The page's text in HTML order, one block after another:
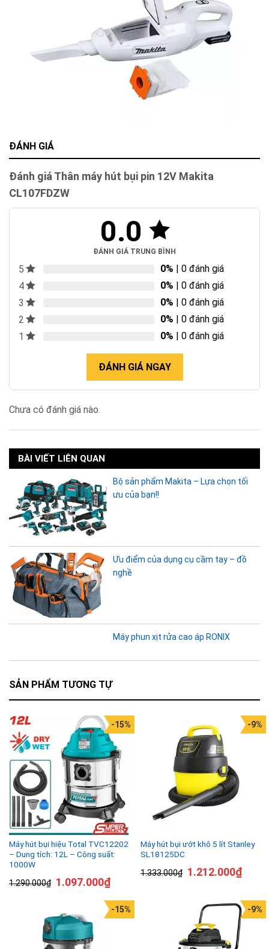
ĐÁNH GIÁ
Đánh giá Thân máy hút bụi pin 12V Makita
CL107FDZW
0.0
ĐÁNH GIÁ TRUNG BÌNH
5 0% | 0 đánh giá
4
0% | 0 đánh giá
3
0% | 0 đánh giá
2
0% | 0 đánh giá
1
0% | 0 đánh giá
ĐÁNH GIÁ NGAY
Chưa có đánh giá nào.
BÀI VIẾT LIÊN QUAN
Bộ sản phẩm Makita – Lựa chọn tối
ưu của bạn!!
Ưu điểm của dụng cụ cầm tay – đồ
nghề
Máy phun xịt rửa cao áp RONIX
SẢN PHẨM TƯƠNG TỰ
Máy hút bụi hiệu Total TVC12202
– Dung tích: 12L – Công suất:
1000W
1.290.000₫
-15%
1.097.000₫
Máy hút bụi ướt khô 5 lít Stanley
SL18125DC
1.333.000₫
-9%
1.212.000₫
-15% -9%